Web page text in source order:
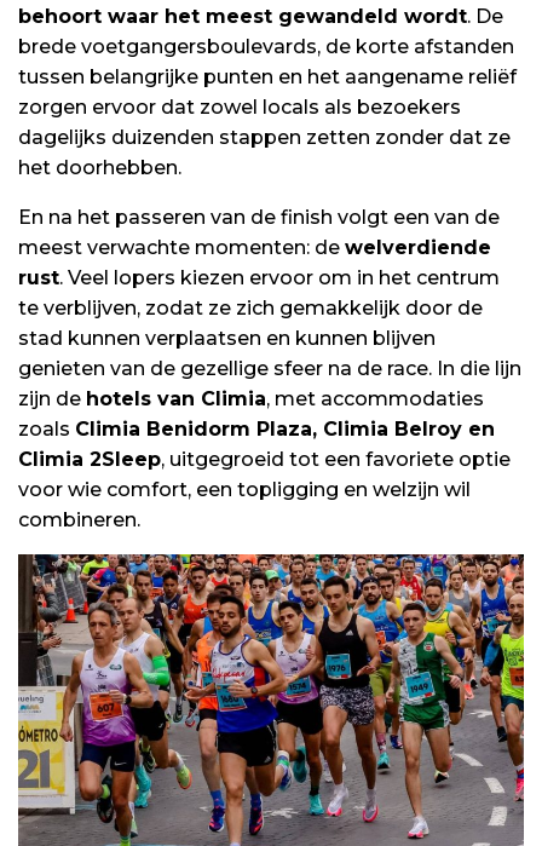
behoort waar het meest gewandeld wordt. De
brede voetgangersboulevards, de korte afstanden
tussen belangrijke punten en het aangename reliëf
zorgen ervoor dat zowel locals als bezoekers
dagelijks duizenden stappen zetten zonder dat ze
het doorhebben.
En na het passeren van de finish volgt een van de
meest verwachte momenten: de welverdiende
rust. Veel lopers kiezen ervoor om in het centrum
te verblijven, zodat ze zich gemakkelijk door de
stad kunnen verplaatsen en kunnen blijven
genieten van de gezellige sfeer na de race. In die lijn
zijn de hotels van Climia, met accommodaties
zoals Climia Benidorm Plaza, Climia Belroy en
Climia 2Sleep, uitgegroeid tot een favoriete optie
voor wie comfort, een topligging en welzijn wil
combineren.